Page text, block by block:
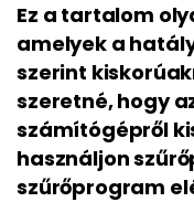
Ez a tartalom
amelyek a
szerint
szeretné, hogy
számítógépről
használjon
szűrőprogram